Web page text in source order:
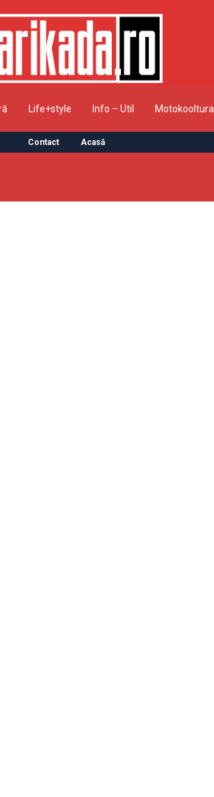
Life+style Info – Util Motokooltura
Contact Acasă